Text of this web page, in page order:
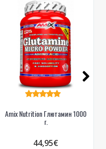
Amix Nutrition Глютамин 1000
г.
44,95€